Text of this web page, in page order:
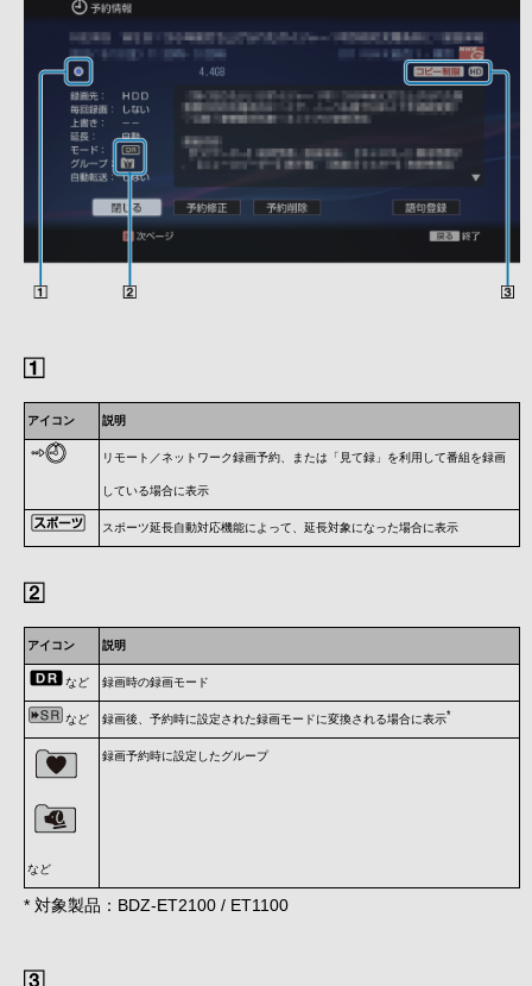
アイコン 説明
リモート／ネットワーク録画予約、または「見て録」を利用して番組を録画
している場合に表示
スポーツ延長自動対応機能によって、延長対象になった場合に表示
アイコン 説明
など 録画時の録画モード
など 録画後、予約時に設定された録画モードに変換される場合に表示*
など
録画予約時に設定したグループ
* 対象製品：BDZ-ET2100 / ET1100